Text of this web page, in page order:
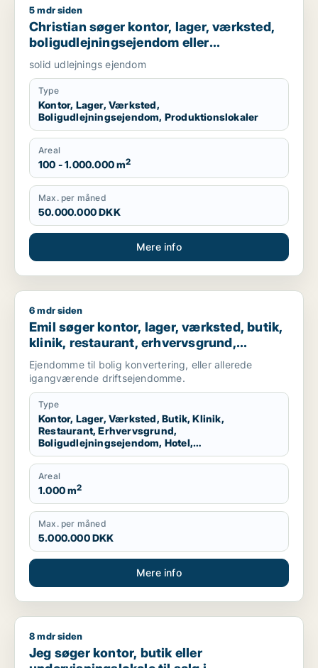
Christian søger kontor, lager, værksted,
5 mdr siden
Christian søger kontor, lager, værksted,
boligudlejningsejendom eller
produktionslokaler til salg i Nordsjælland,
Roskilde eller Holbæk
solid udlejnings ejendom
Type
Kontor, Lager, Værksted,
Boligudlejningsejendom, Produktionslokaler
Areal
100 - 1.000.000 m2
Max. per måned
50.000.000 DKK
Mere info
Emil søger kontor, lager, værksted, butik, klinik,
6 mdr siden
Emil søger kontor, lager, værksted, butik,
klinik, restaurant, erhvervsgrund,
boligudlejningsejendom, hotel,
produktionslokaler eller garage til salg i
Nordsjælland
Ejendomme til bolig konvertering, eller allerede
igangværende driftsejendomme.
Type
Kontor, Lager, Værksted, Butik, Klinik,
Restaurant, Erhvervsgrund,
Boligudlejningsejendom, Hotel,
Produktionslokaler, Garage
Areal
1.000 m2
Max. per måned
5.000.000 DKK
Mere info
Jeg søger kontor, butik eller undervisningslokale til salg i
8 mdr siden
Jeg søger kontor, butik eller